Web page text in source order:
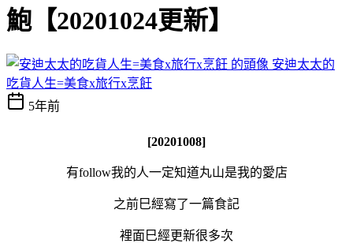
鮑【20201024更新】
安迪太太的
吃貨人生=美食x旅行x烹飪
5年前
[20201008]
有follow我的人一定知道丸山是我的愛店
之前巳經寫了一篇食記
裡面巳經更新很多次